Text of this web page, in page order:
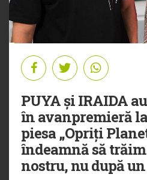
PUYA și IRAIDA
în avanpremieră
piesa „Opriți
îndeamnă să
nostru, nu după